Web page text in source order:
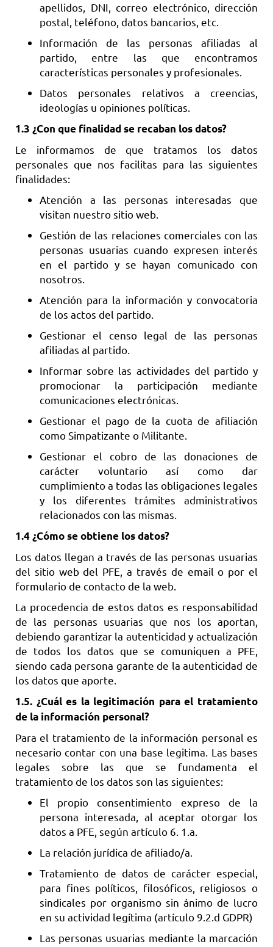
apellidos, DNI, correo electrónico, dirección
postal, teléfono, datos bancarios, etc.
Información de las personas afiliadas al
partido, entre las que encontramos
características personales y profesionales.
Datos personales relativos a creencias,
ideologías u opiniones políticas.
1.3 ¿Con que finalidad se recaban los datos?
Le informamos de que tratamos los datos
personales que nos facilitas para las siguientes
finalidades:
Atención a las personas interesadas que
visitan nuestro sitio web.
Gestión de las relaciones comerciales con las
personas usuarias cuando expresen interés
en el partido y se hayan comunicado con
nosotros.
Atención para la información y convocatoria
de los actos del partido.
Gestionar el censo legal de las personas
afiliadas al partido.
Informar sobre las actividades del partido y
promocionar la participación mediante
comunicaciones electrónicas.
Gestionar el pago de la cuota de afiliación
como Simpatizante o Militante.
Gestionar el cobro de las donaciones de
carácter voluntario así como dar
cumplimiento a todas las obligaciones legales
y los diferentes trámites administrativos
relacionados con las mismas.
1.4 ¿Cómo se obtiene los datos?
Los datos llegan a través de las personas usuarias
del sitio web del PFE, a través de email o por el
formulario de contacto de la web.
La procedencia de estos datos es responsabilidad
de las personas usuarias que nos los aportan,
debiendo garantizar la autenticidad y actualización
de todos los datos que se comuniquen a PFE,
siendo cada persona garante de la autenticidad de
los datos que aporte.
1.5. ¿Cuál es la legitimación para el tratamiento
de la información personal?
Para el tratamiento de la información personal es
necesario contar con una base legitima. Las bases
legales sobre las que se fundamenta el
tratamiento de los datos son las siguientes:
El propio consentimiento expreso de la
persona interesada, al aceptar otorgar los
datos a PFE, según artículo 6. 1.a.
La relación jurídica de afiliado/a.
Tratamiento de datos de carácter especial,
para fines políticos, filosóficos, religiosos o
sindicales por organismo sin ánimo de lucro
en su actividad legítima (artículo 9.2.d GDPR)
Las personas usuarias mediante la marcación